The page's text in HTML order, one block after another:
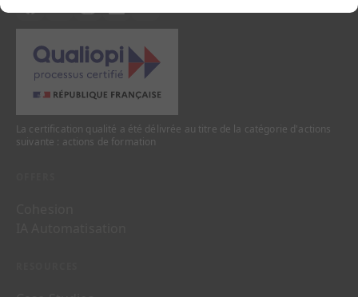
La certification qualité a été délivrée au titre de la catégorie d'actions
suivante : actions de formation